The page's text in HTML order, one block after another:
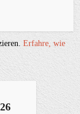
Erfahre, wie